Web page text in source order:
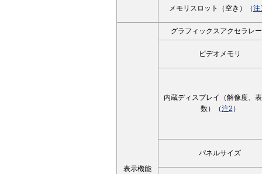
メモリスロット（空き）（注
表示機能
グラフィックスアクセラレ
ビデオメモリ
内蔵ディスプレイ（解像度、
数）（注2 ）
パネルサイズ